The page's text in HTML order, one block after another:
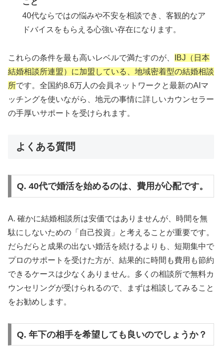
こと
40代ならではの悩みや不安を相談でき、客観的なア
ドバイスをもらえる心強い存在になります。
これらの条件を最も高いレベルで満たすのが、
IBJ（日本
結婚相談所連盟）に加盟している、地域密着型の結婚相談
所です。全国約8.6万人の会員ネットワークと最新のAIマ
ッチングを使いながら、地元の事情に詳しいカウンセラー
の手厚いサポートを受けられます。
よくある質問
Q. 40代で婚活を始めるのは、費用が心配です。
A. 確かに結婚相談所は安価ではありませんが、時間を無
駄にしないための「自己投資」と考えることが重要です。
だらだらと成果の出ない婚活を続けるよりも、短期集中で
プロのサポートを受けた方が、結果的に時間も費用も節約
できるケースは少なくありません。多くの相談所で無料カ
ウンセリングが受けられるので、まずは相談してみること
をお勧めします。
Q. 年下の相手を希望しても良いのでしょうか？